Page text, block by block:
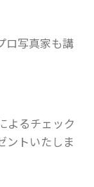
ロ写真家も講
よるチェック
ントいたしま